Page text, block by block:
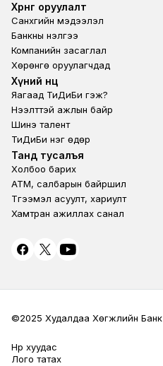
Footer third
Хөрөнгө оруулалт
Санхүүгийн мэдээлэл
Банкны үнэлгээ
Компанийн засаглал
Хөрөнгө оруулагчдад
Footer second
Хүний нөөц
Яагаад ТиДиБи гэж?
Нээлттэй ажлын байр
Шинэ талент
ТиДиБи нэг өдөр
Footer fourth
Танд тусалъя
Холбоо барих
ATM, салбарын байршил
Түгээмэл асуулт, хариулт
Хамтран ажиллах санал
©2025 Худалдаа Хөгжлийн Банк
Terms Privacy
Нүүр хуудас
Лого татах